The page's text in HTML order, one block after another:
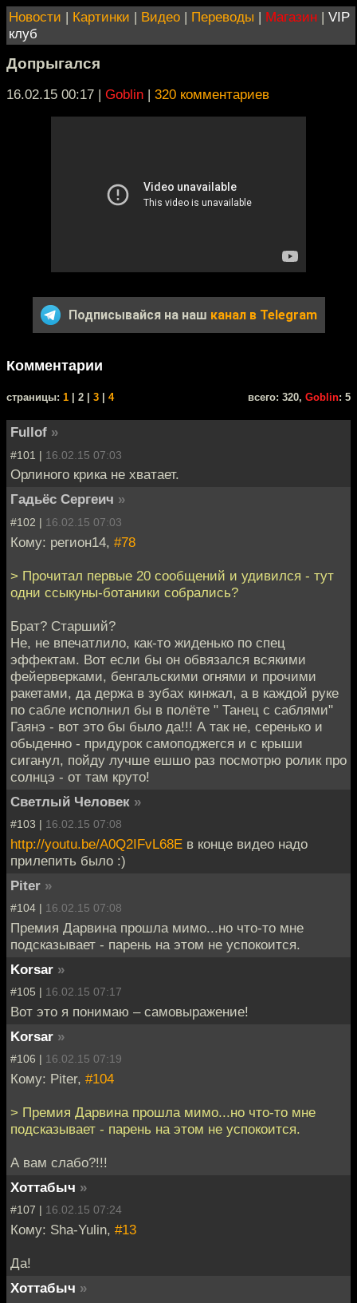
Новости | Картинки | Видео | Переводы | Магазин | VIP
клуб
Допрыгался
16.02.15 00:17 | Goblin | 320 комментариев
Подписывайся на наш канал в Telegram
Комментарии
cтраницы: 1 | 2 | 3 4 всего: 320, Goblin: 5
Fullof »
#101 | 16.02.15 07:03
Орлиного крика не хватает.
Гадьёс Сергеич »
#102 | 16.02.15 07:03
Кому: регион14, #78
> Прочитал первые 20 сообщений и удивился - тут
одни ссыкуны-ботаники собрались?
Брат? Старший?
Не, не впечатлило, как-то жиденько по спец
эффектам. Вот если бы он обвязался всякими
фейерверками, бенгальскими огнями и прочими
ракетами, да держа в зубах кинжал, а в каждой руке
по сабле исполнил бы в полёте " Танец с саблями"
Гаянэ - вот это бы было да!!! А так не, серенько и
обыденно - придурок самоподжегся и с крыши
сиганул, пойду лучше ешшо раз посмотрю ролик про
солнцэ - от там круто!
Светлый Человек »
#103 | 16.02.15 07:08
http://youtu.be/A0Q2IFvL68E в конце видео надо
прилепить было :)
Piter »
#104 | 16.02.15 07:08
Премия Дарвина прошла мимо...но что-то мне
подсказывает - парень на этом не успокоится.
Korsar »
#105 | 16.02.15 07:17
Вот это я понимаю – самовыражение!
Korsar »
#106 | 16.02.15 07:19
Кому: Piter, #104
> Премия Дарвина прошла мимо...но что-то мне
подсказывает - парень на этом не успокоится.
А вам слабо?!!!
Хоттабыч »
#107 | 16.02.15 07:24
Кому: Sha-Yulin, #13
Да!
Хоттабыч »